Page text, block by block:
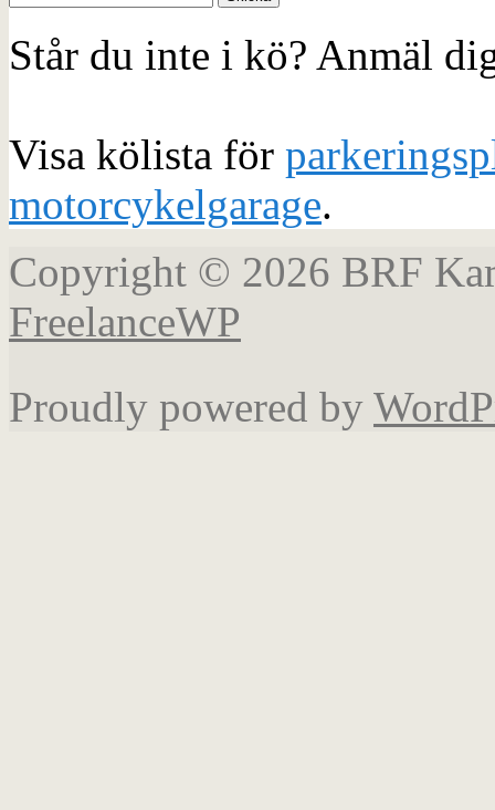
Står du inte i kö? Anmäl
Visa kölista för
motorcykelgarage.
Copyright © 2026 BRF
FreelanceWP
Proudly powered by